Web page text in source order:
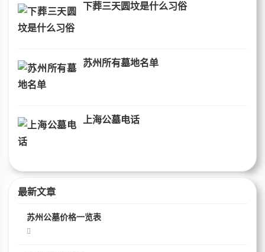
下葬三天圆坟是什么习俗
苏州所有墓地名单
上海公墓电话
最新文章
苏州公墓价格一览表